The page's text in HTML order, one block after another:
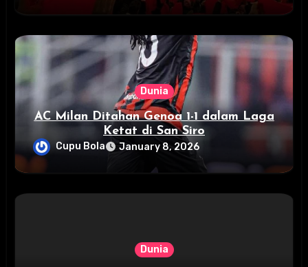
Dunia
AC Milan Ditahan Genoa 1-1 dalam Laga
Ketat di San Siro
Cupu Bola January 8, 2026
Dunia